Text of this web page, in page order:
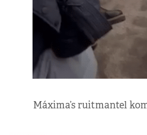
Máxima’s ruitmantel